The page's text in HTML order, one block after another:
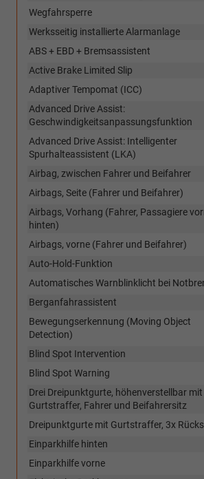
Wegfahrsperre
Werksseitig installierte Alarmanlage
ABS + EBD + Bremsassistent
Active Brake Limited Slip
Adaptiver Tempomat (ICC)
Advanced Drive Assist:
Geschwindigkeitsanpassungsfunktion
Advanced Drive Assist: Intelligenter
Spurhalteassistent (LKA)
Airbag, zwischen Fahrer und Beifahrer
Airbags, Seite (Fahrer und Beifahrer)
Airbags, Vorhang (Fahrer, Passagiere
hinten)
Airbags, vorne (Fahrer und Beifahrer)
Auto-Hold-Funktion
Automatisches Warnblinklicht bei
Berganfahrassistent
Bewegungserkennung (Moving Object
Detection)
Blind Spot Intervention
Blind Spot Warning
Drei Dreipunktgurte, höhenverstellbar mit
Gurtstraffer, Fahrer und Beifahrersitz
Dreipunktgurte mit Gurtstraffer, 3x
Einparkhilfe hinten
Einparkhilfe vorne